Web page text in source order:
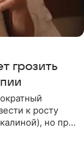
грозить
к росту
но при